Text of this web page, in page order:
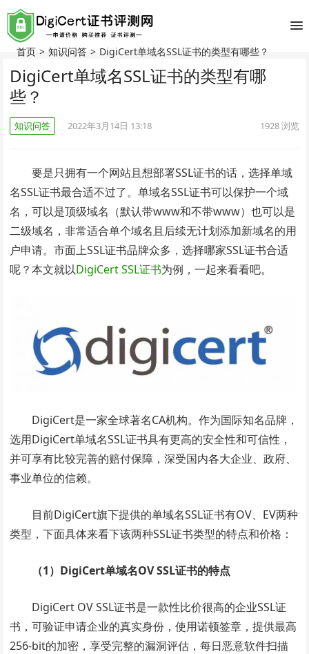
首页 > 知识问答 > DigiCert单域名SSL证书的类型有哪些？
DigiCert单域名SSL证书的类型有哪
些？
知识问答 2022年3月14日 13:18 1928浏览
要是只拥有一个网站且想部署SSL证书的话，选择单域
名SSL证书最合适不过了。单域名SSL证书可以保护一个域
名，可以是顶级域名（默认带www和不带www）也可以是
二级域名，非常适合单个域名且后续无计划添加新域名的用
户申请。市面上SSL证书品牌众多，选择哪家SSL证书合适
呢？本文就以DigiCert SSL证书为例，一起来看看吧。
DigiCert是一家全球著名CA机构。作为国际知名品牌，
选用DigiCert单域名SSL证书具有更高的安全性和可信性，
并可享有比较完善的赔付保障，深受国内各大企业、政府、
事业单位的信赖。
目前DigiCert旗下提供的单域名SSL证书有OV、EV两种
类型，下面具体来看下该两种SSL证书类型的特点和价格：
（1）DigiCert单域名OV SSL证书的特点
DigiCert OV SSL证书是一款性比价很高的企业SSL证
书，可验证申请企业的真实身份，使用诺顿签章，提供最高
256-bit的加密，享受完整的漏洞评估，每日恶意软件扫描